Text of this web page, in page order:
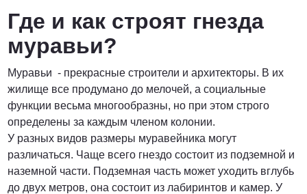
Где и как строят гнезда
муравьи?
Муравьи - прекрасные строители и архитекторы. В их
жилище все продумано до мелочей, а социальные
функции весьма многообразны, но при этом строго
определены за каждым членом колонии.
У разных видов размеры муравейника могут
различаться. Чаще всего гнездо состоит из подземной и
наземной части. Подземная часть может уходить вглубь
до двух метров, она состоит из лабиринтов и камер. У